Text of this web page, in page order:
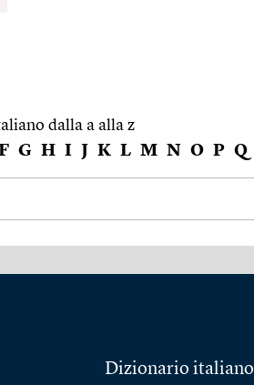
dalla a alla z
G H I J K L M N O P Q
Dizionario italiano